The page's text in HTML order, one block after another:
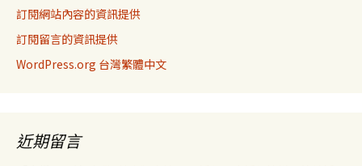
訂閱網站內容的資訊提供
訂閱留言的資訊提供
WordPress.org 台灣繁體中文
近期留言